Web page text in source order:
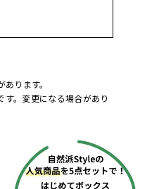
ります。
。変更になる場合があり